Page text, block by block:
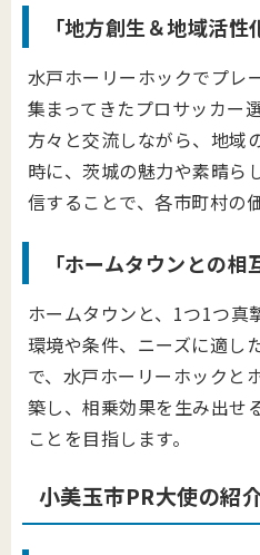
「地方創生＆地域活性
水戸ホーリーホックでプレ
集まってきたプロサッカー
方々と交流しながら、地域
時に、茨城の魅力や素晴ら
信することで、各市町村の
「ホームタウンとの相
ホームタウンと、1つ1つ真
環境や条件、ニーズに適し
で、水戸ホーリーホックと
築し、相乗効果を生み出せ
ことを目指します。
小美玉市PR大使の紹